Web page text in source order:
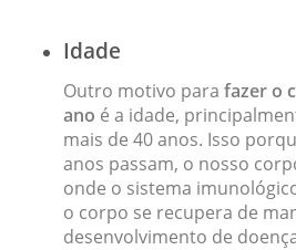
Idade
Outro motivo para fazer o
ano é a idade,
mais de 40 anos. Isso
anos passam, o nosso
onde o sistema
o corpo se recupera de
desenvolvimento de